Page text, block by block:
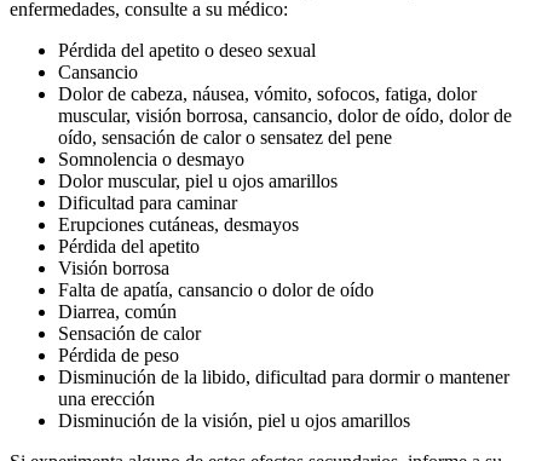
enfermedades, consulte a su médico:
Pérdida del apetito o deseo sexual
Cansancio
Dolor de cabeza, náusea, vómito, sofocos, fatiga, dolor
muscular, visión borrosa, cansancio, dolor de oído, dolor de
oído, sensación de calor o sensatez del pene
Somnolencia o desmayo
Dolor muscular, piel u ojos amarillos
Dificultad para caminar
Erupciones cutáneas, desmayos
Pérdida del apetito
Visión borrosa
Falta de apatía, cansancio o dolor de oído
Diarrea, común
Sensación de calor
Pérdida de peso
Disminución de la libido, dificultad para dormir o mantener
una erección
Disminución de la visión, piel u ojos amarillos